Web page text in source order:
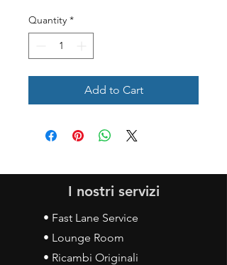
Quantity *
Add to Cart
I nostri servizi
• Fast Lane Service
• Lounge Room
• Ricambi Originali